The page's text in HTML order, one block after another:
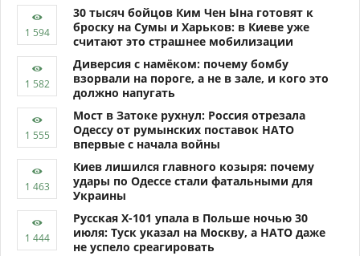
30 тысяч бойцов Ким Чен Ына готовят к
броску на Сумы и Харьков: в Киеве уже
считают это страшнее мобилизации
Диверсия с намёком: почему бомбу
взорвали на пороге, а не в зале, и кого это
должно напугать
Мост в Затоке рухнул: Россия отрезала
Одессу от румынских поставок НАТО
впервые с начала войны
Киев лишился главного козыря: почему
удары по Одессе стали фатальными для
Украины
Русская Х-101 упала в Польше ночью 30
июля: Туск указал на Москву, а НАТО даже
не успело среагировать